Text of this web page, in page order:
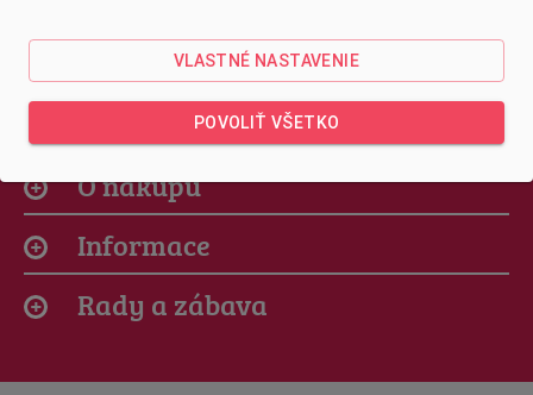
Naša ponuka
O nákupu
Informace
Rady a zábava
VLASTNÉ NASTAVENIE
POVOLIŤ VŠETKO